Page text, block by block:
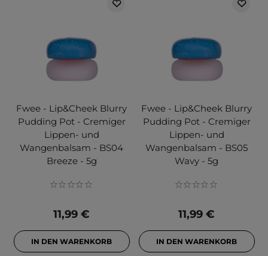
Fwee - Lip&Cheek Blurry
Pudding Pot - Cremiger
Lippen- und
Wangenbalsam - BS04
Breeze - 5g
11,99 €
IN DEN WARENKORB
Fwee - Lip&Cheek Blurry
Pudding Pot - Cremiger
Lippen- und
Wangenbalsam - BS05
Wavy - 5g
11,99 €
IN DEN WARENKORB